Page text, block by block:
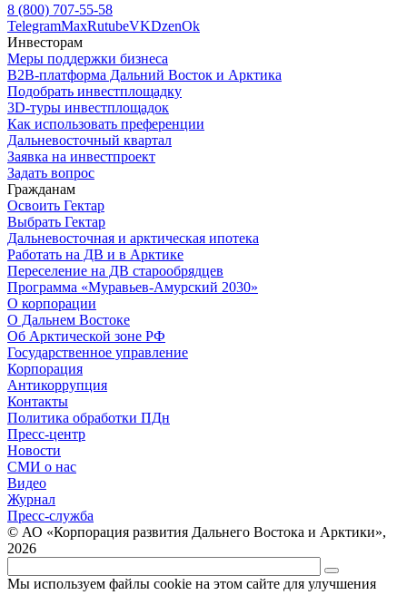
8 (800) 707-55-58
TelegramMaxRutubeVKDzenOk
Инвесторам
Меры поддержки бизнеса
B2B-платформа Дальний Восток и Арктика
Подобрать инвестплощадку
3D-туры инвестплощадок
Как использовать преференции
Дальневосточный квартал
Заявка на инвестпроект
Задать вопрос
Гражданам
Освоить Гектар
Выбрать Гектар
Дальневосточная и арктическая ипотека
Работать на ДВ и в Арктике
Переселение на ДВ старообрядцев
Программа «Муравьев-Амурский 2030»
О корпорации
О Дальнем Востоке
Об Арктической зоне РФ
Государственное управление
Корпорация
Антикоррупция
Контакты
Политика обработки ПДн
Пресс-центр
Новости
СМИ о нас
Видео
Журнал
Пресс-служба
© АО «Корпорация развития Дальнего Востока и Арктики»,
2026
Мы используем файлы cookie на этом сайте для улучшения